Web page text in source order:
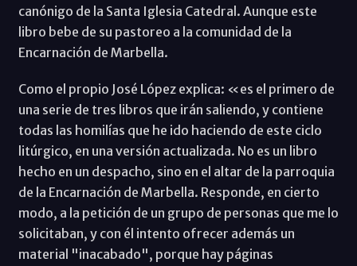
canónigo de la Santa Iglesia Catedral. Aunque este
libro bebe de su pastoreo a la comunidad de la
Encarnación de Marbella.
Como el propio José López explica: «es el primero de
una serie de tres libros que irán saliendo, y contiene
todas las homilías que he ido haciendo de este ciclo
litúrgico, en una versión actualizada. No es un libro
hecho en un despacho, sino en el altar de la parroquia
de la Encarnación de Marbella. Responde, en cierto
modo, a la petición de un grupo de personas que me lo
solicitaban, y con él intento ofrecer además un
material "inacabado", porque hay páginas